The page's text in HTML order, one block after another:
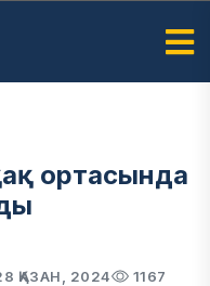
ортасында
ҚАЗАН, 2024 1167